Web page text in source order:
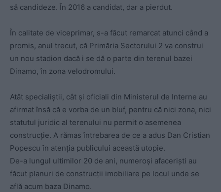
să candideze. În 2016 a candidat, dar a pierdut.
În calitate de viceprimar, s-a făcut remarcat atunci când a
promis, anul trecut, că Primăria Sectorului 2 va construi
un nou stadion dacă i se dă o parte din terenul bazei
Dinamo, în zona velodromului.
Atât specialiștii, cât și oficiali din Ministerul de Interne au
afirmat însă că e vorba de un bluf, pentru că nici zona, nici
statutul juridic al terenului nu permit o asemenea
construcție. A rămas întrebarea de ce a adus Dan Cristian
Popescu în atenția publicului această utopie.
De-a lungul ultimilor 20 de ani, numeroși afaceriști au
făcut planuri de construcții imobiliare pe locul unde se
află acum baza Dinamo.